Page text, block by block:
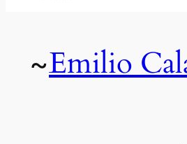
~Emilio